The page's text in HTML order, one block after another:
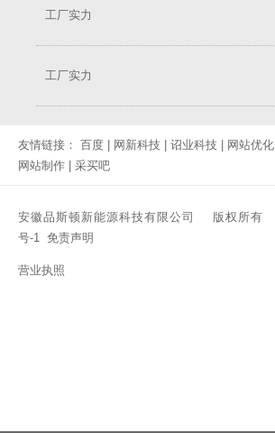
工厂实力
工厂实力
友情链接： 百度 | 网新科技 | 诏业科技 | 网站优化
网站制作 | 采买吧
安徽品斯顿新能源科技有限公司 版权所有
号-1
免责声明
营业执照